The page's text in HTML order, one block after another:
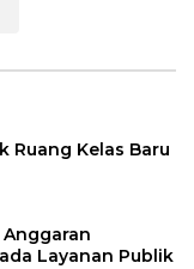
Ruang Kelas Baru
Layanan Publik